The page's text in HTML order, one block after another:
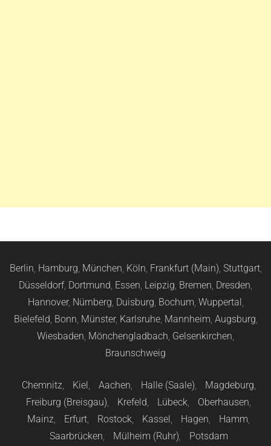
Berlin, Hamburg, München, Köln, Frankfurt (Main), Stuttgart,
Düsseldorf, Dortmund, Essen, Leipzig, Bremen, Dresden,
Hannover, Nürnberg, Duisburg, Bochum, Wuppertal,
Bielefeld, Bonn, Münster, Karlsruhe, Mannheim, Augsburg,
Wiesbaden, Mönchengladbach, Gelsenkirchen,
Braunschweig
Chemnitz, Kiel, Aachen, Halle (Saale), Magdeburg,
Freiburg (Breisgau), Krefeld, Lübeck, Oberhausen,
Mainz, Erfurt, Rostock, Kassel, Hagen, Hamm,
Saarbrücken, Mülheim (Ruhr), Potsdam